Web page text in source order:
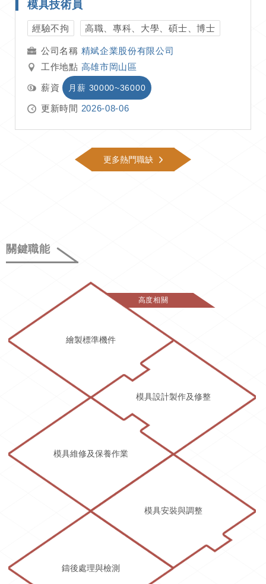
模具技術員
經驗不拘 高職、專科、大學、碩士、博士
精斌企業股份有限公司
工作地點 高雄市岡山區
薪資 月薪 30000~36000
更新時間 2026-08-06
更多熱門職缺
關鍵職能
高度相關
繪製標準機件
模具設計製作及修整
模具維修及保養作業
模具安裝與調整
鑄後處理與檢測